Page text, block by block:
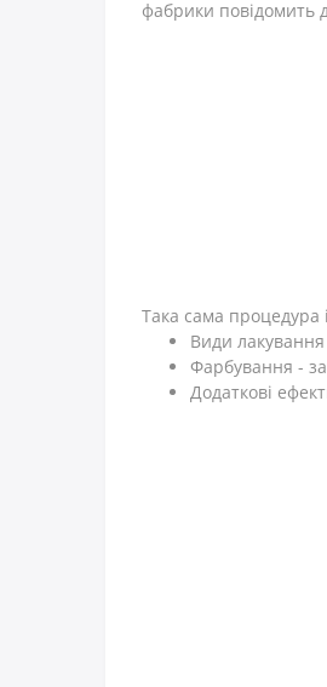
фабрики повідомить
Така сама процедура
Види
Фарбування -
Додаткові